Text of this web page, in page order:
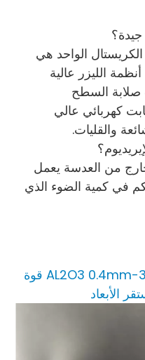
الواحد هي
الليزر عالية
صلابة السطح
كهربائي عالي
والقليات.
من العدسة يعمل
في كمية الضوء الذي
1. الزهري الرفع الدبوس AL2O3 0.4mm-30mm قوة
الأبعاد